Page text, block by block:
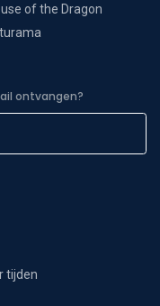
of the Dragon
ontvangen?
tijden